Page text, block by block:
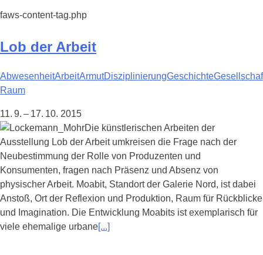
faws-content-tag.php
Lob der Arbeit
AbwesenheitArbeitArmutDisziplinierungGeschichte
Raum
11. 9. – 17. 10. 2015
Die künstlerischen Arbeiten der
Ausstellung Lob der Arbeit umkreisen die Frage nach der
Neubestimmung der Rolle von Produzenten und
Konsumenten, fragen nach Präsenz und Absenz von
physischer Arbeit. Moabit, Standort der Galerie Nord, ist dabei
Anstoß, Ort der Reflexion und Produktion, Raum für Rückblicke
und Imagination. Die Entwicklung Moabits ist exemplarisch für
viele ehemalige urbane[...]